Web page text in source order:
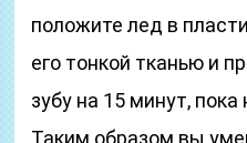
положите лед в
его тонкой тканью и
зубу на 15 минут,
Таким образом вы